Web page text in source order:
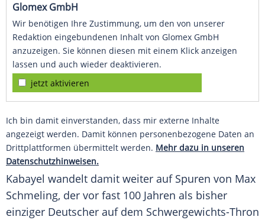
Glomex GmbH
Wir benötigen Ihre Zustimmung, um den von unserer
Redaktion eingebundenen Inhalt von Glomex GmbH
anzuzeigen. Sie können diesen mit einem Klick anzeigen
lassen und auch wieder deaktivieren.
jetzt aktivieren
Ich bin damit einverstanden, dass mir externe Inhalte
angezeigt werden. Damit können personenbezogene Daten an
Drittplattformen übermittelt werden. Mehr dazu in unseren
Datenschutzhinweisen.
Kabayel wandelt damit weiter auf Spuren von Max
Schmeling, der vor fast 100 Jahren als bisher
einziger Deutscher auf dem Schwergewichts-Thron